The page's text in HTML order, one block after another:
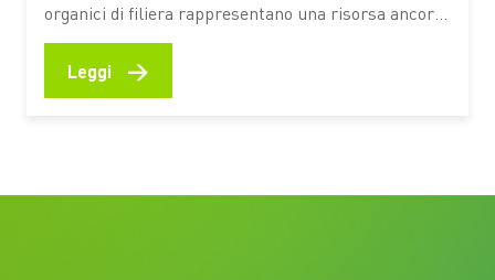
organici di filiera rappresentano una risorsa ancora
sottoutilizzata. Secondo una stima dell’Università
Cattolica, circa il 70% resta fuori da percorsi di
valorizzazione ad alto valore aggiunto Ogni raccolto,
Leggi →